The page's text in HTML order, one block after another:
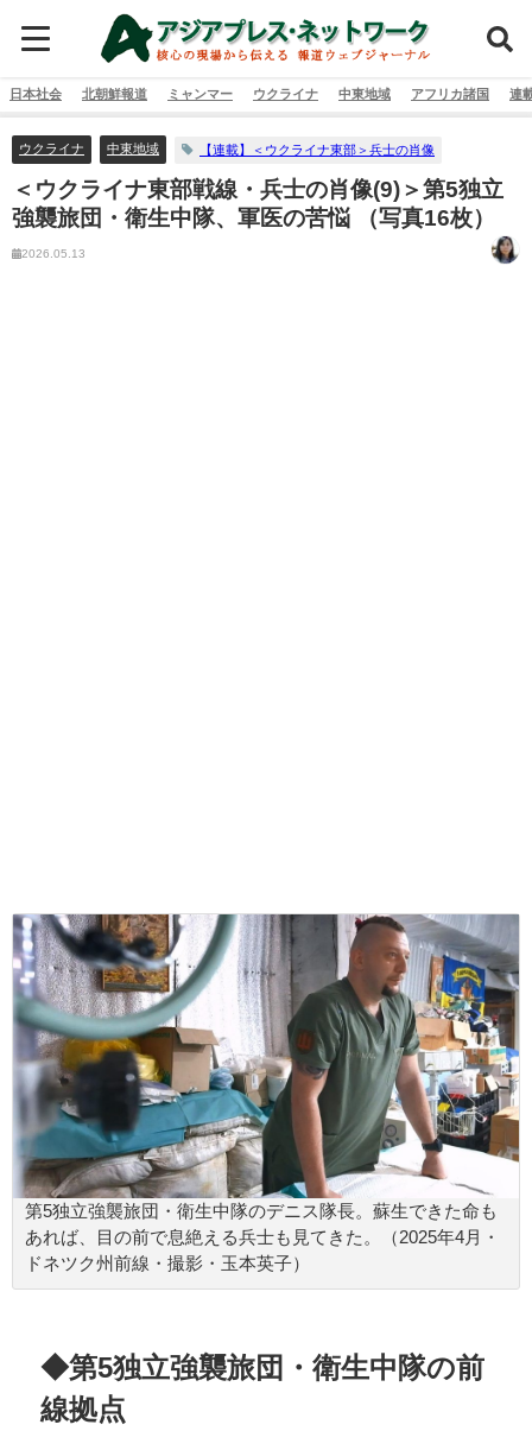
日本社会 北朝鮮報道 ミャンマー ウクライナ 中東地域 アフリカ諸国 連
ウクライナ 中東地域 【連載】＜ウクライナ東部＞兵士の肖像
＜ウクライナ東部戦線・兵士の肖像(9)＞第5独立
強襲旅団・衛生中隊、軍医の苦悩 （写真16枚）
2026.05.13
第5独立強襲旅団・衛生中隊のデニス隊長。蘇生できた命も
あれば、目の前で息絶える兵士も見てきた。（2025年4月・
ドネツク州前線・撮影・玉本英子）
◆第5独立強襲旅団・衛生中隊の前
線拠点